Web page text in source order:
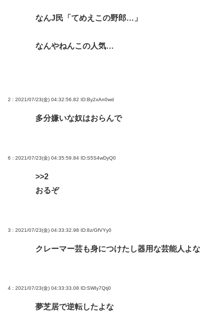
誰かワンウェイネジってやつの外し方教えて
誰でもできる仕事してるやつって死にたくならん
Powered by livedoor 相互RSS
なんJ民「てめえこの野郎…」
なんやねんこの人気…
2 : 2021/07/23(金) 04:32:56.82 ID:By2xAn0wd
多分嫌いな奴はおらんで
6 : 2021/07/23(金) 04:35:59.84 ID:S5S4wDyQ0
>>2
おるぞ
3 : 2021/07/23(金) 04:33:32.98 ID:8z/GfVYy0
クレーマー芸も身につけたし器用な芸能人よな
4 : 2021/07/23(金) 04:33:33.08 ID:SWIy7Qtj0
夢芝居で逆転したよな